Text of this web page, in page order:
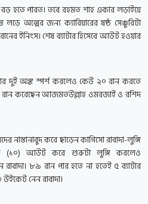
পারত। তবে রহমত শাহ একার লড়াইয়ে
লড়ে অল্পের জন্য ক্যারিয়ারের ষষ্ঠ সেঞ্চুরিটা
ইনিংস। শেষ ব্যাটার হিসেবে আউট হওয়ার
দুই অঙ্ক স্পর্শ করলেও কেউ ২০ রান করতে
রান করেছেন আজমতউল্লাহ ওমরজাই ও রশিদ
করে ছাড়েন কাগিসো রাবাদা-লুঙ্গি
(১০) আউট করে শুরুটা লুঙ্গি করলেও
৮৯ রান পার হতে না হতেই ৫ ব্যাটার
উইকেট নেন রাবাদা।